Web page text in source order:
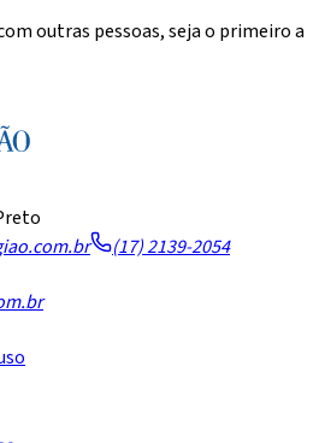
outras pessoas, seja o primeiro a
(17) 2139-2054